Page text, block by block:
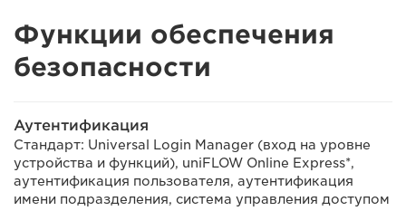
Функции обеспечения
безопасности
Аутентификация
Стандарт: Universal Login Manager (вход на уровне
устройства и функций), uniFLOW Online Express*,
аутентификация пользователя, аутентификация
имени подразделения, система управления доступом